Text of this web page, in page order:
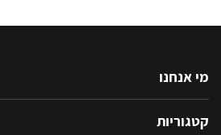
מי אנחנו
קטגוריות